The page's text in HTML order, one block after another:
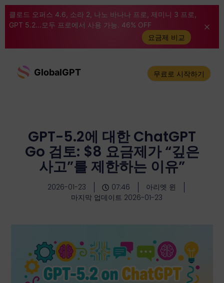
클로드 오퍼스 4.6, 소라 2, 나노 바나나 프로, 제미니 3 프로,
GPT 5.2...모두 프로에서 사용 가능. 46% OFF
요금제 비교
GlobalGPT 무료로 시작하기
GPT-5.2에 대한 ChatGPT
Go 검토: $8 요금제가 “깊은
사고”를 제한하는 이유”
2026-01-23 07:46
아리엣 윈
마지막 업데이트 2026-01-23